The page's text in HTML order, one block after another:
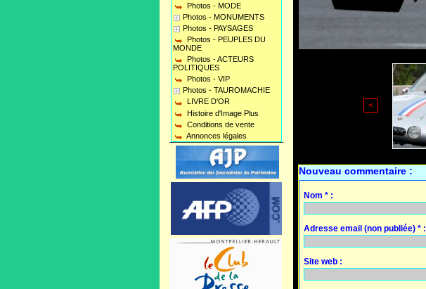
Photos - MODE
Photos - MONUMENTS
Photos - PAYSAGES
Photos - PEUPLES DU
MONDE
Photos - ACTEURS
POLITIQUES
Photos - VIP
Photos - TAUROMACHIE
LIVRE D'OR
Histoire d'Image Plus
Conditions de vente
Annonces légales
<
Nouveau commentaire :
Nom * :
Adresse email (non publiée) * :
Site web :